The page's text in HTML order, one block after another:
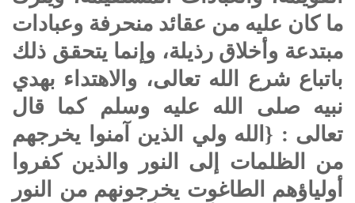
ما كان عليه من عقائد منحرفة وعبادات
مبتدعة وأخلاق رذيلة، وإنما يتحقق ذلك
باتباع شرع الله تعالى، والاهتداء بهدي
نبيه صلى الله عليه وسلم كما قال
تعالى : {الله ولي الذين آمنوا يخرجهم
من الظلمات إلى النور والذين كفروا
أولياؤهم الطاغوت يخرجونهم من النور